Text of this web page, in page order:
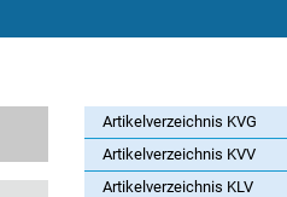
Artikelverzeichnis KVG
Artikelverzeichnis KVV
Artikelverzeichnis KLV